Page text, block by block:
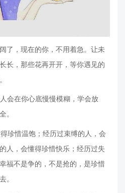
了，现在的你，不用着急。让未
长，那些花再开开，等你遇见的
会在你心底慢慢模糊，学会放
。
珍惜温饱；经历过束缚的人，会
人，会懂得珍惜快乐；经历过失
福不是争的，不是抢的，是珍惜
。